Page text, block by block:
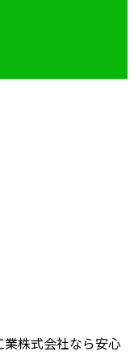
株式会社なら安心